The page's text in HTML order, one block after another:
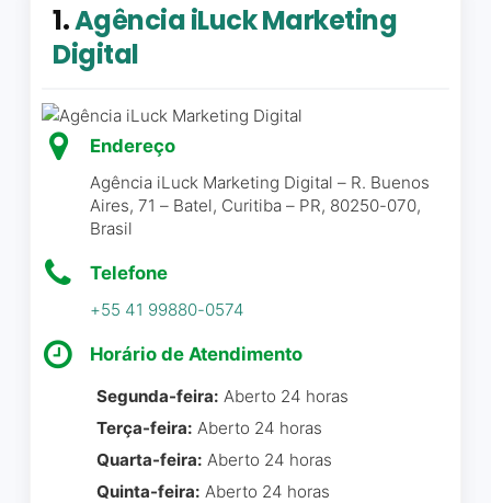
1.Agência iLuck Marketing
Digital
Endereço
Agência iLuck Marketing Digital – R. Buenos
Aires, 71 – Batel, Curitiba – PR, 80250-070,
Brasil
Telefone
+55 41 99880-0574
Horário de Atendimento
Segunda-feira: Aberto 24 horas
Terça-feira: Aberto 24 horas
Quarta-feira: Aberto 24 horas
Quinta-feira: Aberto 24 horas